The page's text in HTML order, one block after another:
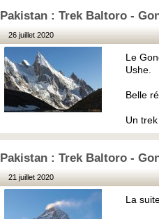
Pakistan : Trek Baltoro -
26 juillet 2020
Le
Ushe.
Belle
Un
Pakistan : Trek Baltoro -
21 juillet 2020
La